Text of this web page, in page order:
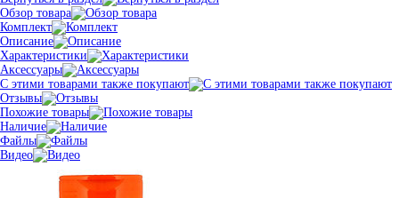
Обзор товара
Комплект
Описание
Характеристики
Аксессуары
С этими товарами также покупают
Отзывы
Похожие товары
Наличие
Файлы
Видео